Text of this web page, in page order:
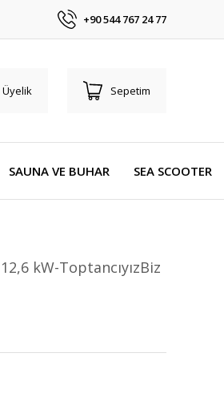
+90 544 767 24 77
Üyelik Sepetim
SAUNA VE BUHAR SEA SCOOTER
kW-ToptancıyızBiz